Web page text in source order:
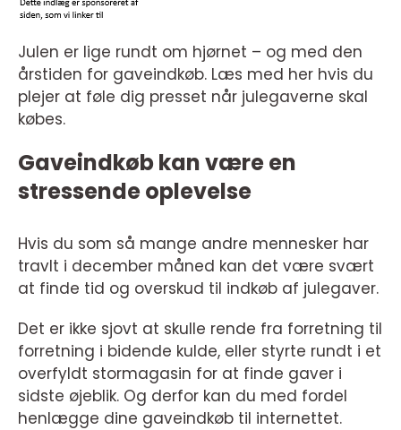
Julen er lige rundt om hjørnet – og med den
årstiden for gaveindkøb. Læs med her hvis du
plejer at føle dig presset når julegaverne skal
købes.
Gaveindkøb kan være en
stressende oplevelse
Hvis du som så mange andre mennesker har
travlt i december måned kan det være svært
at finde tid og overskud til indkøb af julegaver.
Det er ikke sjovt at skulle rende fra forretning til
forretning i bidende kulde, eller styrte rundt i et
overfyldt stormagasin for at finde gaver i
sidste øjeblik. Og derfor kan du med fordel
henlægge dine gaveindkøb til internettet.